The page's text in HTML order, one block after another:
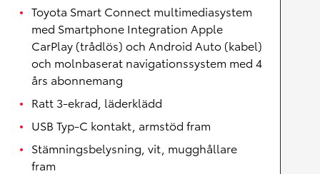
Toyota Smart Connect multimediasystem
med Smartphone Integration Apple
CarPlay (trådlös) och Android Auto (kabel)
och molnbaserat navigationssystem med 4
års abonnemang
Ratt 3-ekrad, läderklädd
USB Typ-C kontakt, armstöd fram
Stämningsbelysning, vit, mugghållare
fram